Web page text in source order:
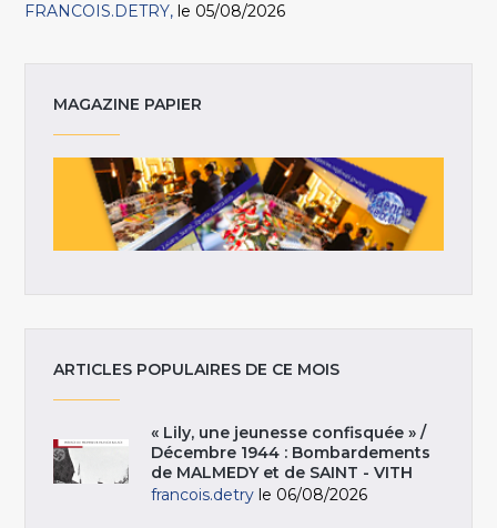
FRANCOIS.DETRY le 05/08/2026
MAGAZINE PAPIER
ARTICLES POPULAIRES DE CE MOIS
« Lily, une jeunesse confisquée » /
Décembre 1944 : Bombardements
de MALMEDY et de SAINT - VITH
francois.detry le 06/08/2026